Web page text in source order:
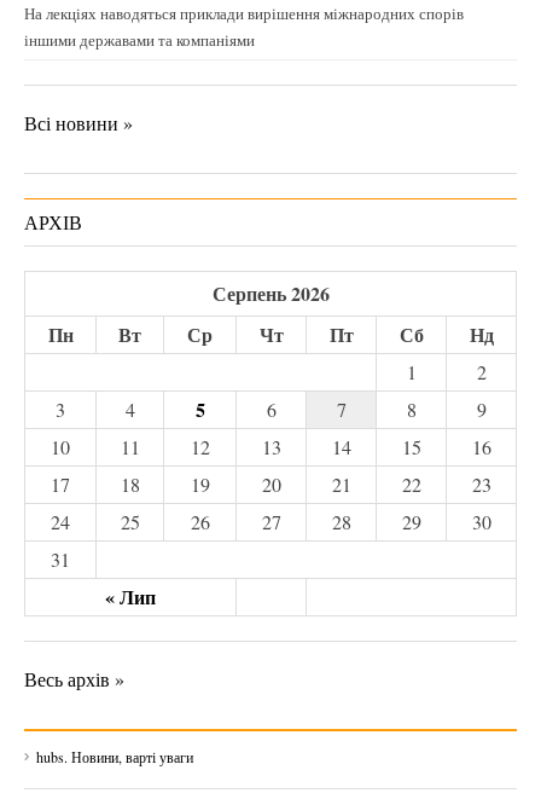
На лекціях наводяться приклади вирішення міжнародних спорів
іншими державами та компаніями
Всі новини »
АРХІВ
Серпень 2026
Пн
Вт Ср Чт Пт Сб Нд
« Лип
1
2
3
4 5 6 7 8
9
10
11 12 13 14 15
16
17
18 19 20 21 22
23
24
25 26 27 28 29
30
31
Весь архів »
hubs. Новини, варті уваги